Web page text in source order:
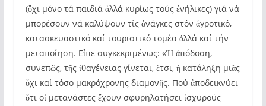
(ὄχι μόνο τά παιδιά ἀλλά κυρίως τούς ἐνήλικες) γιά νά
μπορέσουν νά καλύψουν τίς ἀνάγκες στόν ἀγροτικό,
κατασκευαστικό καί τουριστικό τομέα ἀλλά καί τήν
μεταποίηση. Εἶπε συγκεκριμένως: «Ἡ ἀπόδοση,
συνεπῶς, τῆς ἰθαγένειας γίνεται, ἔτσι, ἡ κατάληξη μιᾶς
ὄχι καί τόσο μακρόχρονης διαμονῆς. Πού ἀποδεικνύει
ὅτι οἱ μετανάστες ἔχουν σφυρηλατήσει ἰσχυρούς